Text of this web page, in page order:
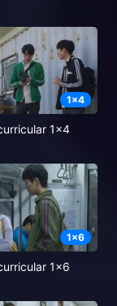
1x4
1x4
1x6
1x6